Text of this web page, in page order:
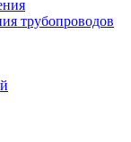
трубопроводов